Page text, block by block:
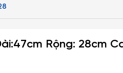
Rộng: 28cm